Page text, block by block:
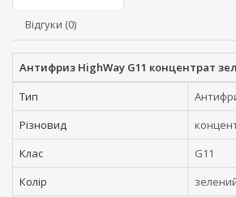
Відгуки (0)
Антифриз HighWay G11 концентрат
Тип
Різновид
Клас
G11
Колір